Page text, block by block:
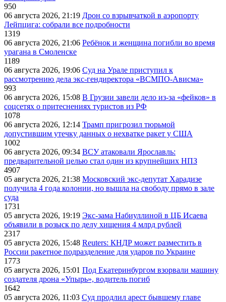
950
06 августа 2026, 21:19 Дрон со взрывчаткой в аэропорту
Лейпцига: собрали все подробности
1319
06 августа 2026, 21:06 Ребёнок и женщина погибли во время
урагана в Смоленске
1189
06 августа 2026, 19:06 Суд на Урале приступил к
рассмотрению дела экс-гендиректора «ВСМПО-Ависма»
993
06 августа 2026, 15:08 В Грузии завели дело из-за «фейков» в
соцсетях о притеснениях туристов из РФ
1078
06 августа 2026, 12:14 Трамп пригрозил тюрьмой
допустившим утечку данных о нехватке ракет у США
1002
06 августа 2026, 09:34 ВСУ атаковали Ярославль:
предварительной целью стал один из крупнейших НПЗ
4907
05 августа 2026, 21:38 Московский экс-депутат Харадизе
получила 4 года колонии, но вышла на свободу прямо в зале
суда
1731
05 августа 2026, 19:19 Экс-зама Набиуллиной в ЦБ Исаева
объявили в розыск по делу хищения 4 млрд рублей
2317
05 августа 2026, 15:48 Reuters: КНДР может разместить в
России ракетное подразделение для ударов по Украине
1773
05 августа 2026, 15:01 Под Екатеринбургом взорвали машину
создателя дрона «Упырь», водитель погиб
1642
05 августа 2026, 11:03 Суд продлил арест бывшему главе